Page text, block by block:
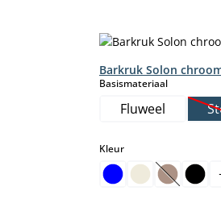
niet beschikbaar.)
Barkruk Solon
Basismateriaalselect
Fluweel
Kleurselect
(Deze